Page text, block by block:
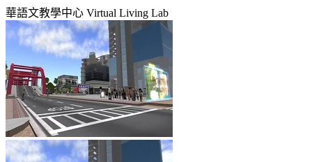
華語文教學中心 Virtual Living Lab